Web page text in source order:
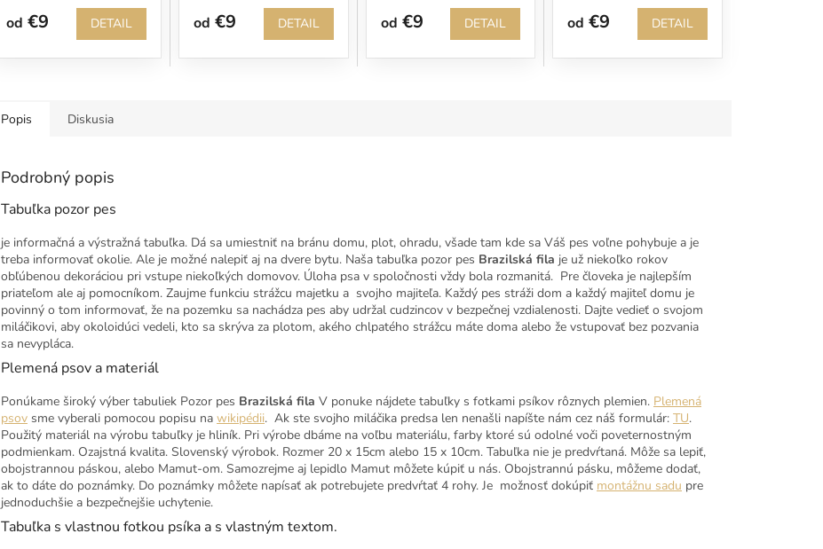
od €9 DETAIL od €9 DETAIL od €9 DETAIL od €9 DETAIL
Popis Diskusia
Podrobný popis
Tabuľka pozor pes
je informačná a výstražná tabuľka. Dá sa umiestniť na bránu domu, plot, ohradu, všade tam kde sa Váš pes voľne pohybuje a je
treba informovať okolie. Ale je možné nalepiť aj na dvere bytu. Naša tabuľka pozor pes Brazilská fila je už niekoľko rokov
obľúbenou dekoráciou pri vstupe niekoľkých domovov. Úloha psa v spoločnosti vždy bola rozmanitá. Pre človeka je najlepším
priateľom ale aj pomocníkom. Zaujme funkciu strážcu majetku a svojho majiteľa. Každý pes stráži dom a každý majiteľ domu je
povinný o tom informovať, že na pozemku sa nachádza pes aby udržal cudzincov v bezpečnej vzdialenosti. Dajte vedieť o svojom
miláčikovi, aby okoloidúci vedeli, kto sa skrýva za plotom, akého chlpatého strážcu máte doma alebo že vstupovať bez pozvania
sa nevypláca.
Plemená psov a materiál
Ponúkame široký výber tabuliek Pozor pes Brazilská fila V ponuke nájdete tabuľky s fotkami psíkov rôznych plemien. Plemená
psov sme vyberali pomocou popisu na wikipédii. Ak ste svojho miláčika predsa len nenašli napíšte nám cez náš formulár: TU.
Použitý materiál na výrobu tabuľky je hliník. Pri výrobe dbáme na voľbu materiálu, farby ktoré sú odolné voči poveternostným
podmienkam. Ozajstná kvalita. Slovenský výrobok. Rozmer 20 x 15cm alebo 15 x 10cm. Tabuľka nie je predvŕtaná. Môže sa lepiť,
obojstrannou páskou, alebo Mamut-om. Samozrejme aj lepidlo Mamut môžete kúpiť u nás. Obojstrannú pásku, môžeme dodať,
ak to dáte do poznámky. Do poznámky môžete napísať ak potrebujete predvŕtať 4 rohy. Je možnosť dokúpiť montážnu sadu pre
jednoduchšie a bezpečnejšie uchytenie.
Tabuľka s vlastnou fotkou psíka a s vlastným textom.